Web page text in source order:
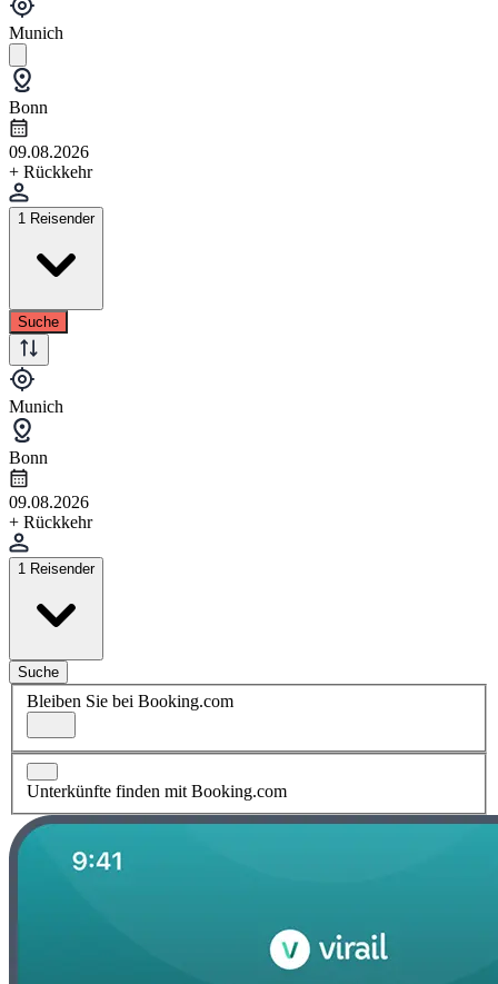
Munich
Bonn
09.08.2026
+ Rückkehr
1 Reisender
Suche
Munich
Bonn
09.08.2026
+ Rückkehr
1 Reisender
Suche
Bleiben Sie bei Booking.com
Unterkünfte finden mit Booking.com